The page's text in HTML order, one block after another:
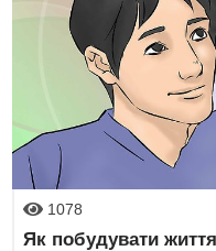
1078
Як побудувати